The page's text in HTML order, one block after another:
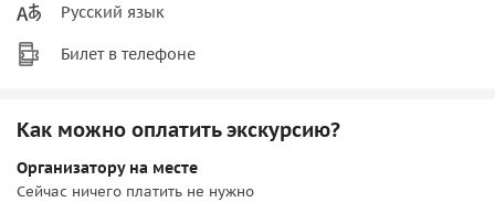
Русский язык
Билет в телефоне
Как можно оплатить экскурсию?
Организатору на месте
Сейчас ничего платить не нужно